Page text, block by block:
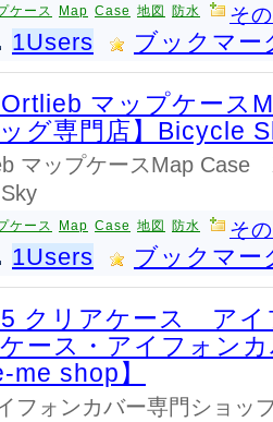
ケース Map Case 地図 防水 そ
1Users ブックマー
マップケー
ッグ専門店】Bicycle
マップケースMap Case
ケース Map Case 地図 防水 そ
1Users ブックマー
クリアケース ア
ース・アイフォンカ
me shop】
フォンカバー専門ショッ